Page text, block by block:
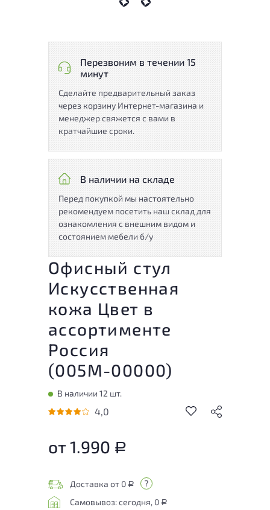
Перезвоним в течении 15
минут
Сделайте предварительный заказ
через корзину Интернет-магазина и
менеджер свяжется с вами в
кратчайшие сроки.
В наличии на складе
Перед покупкой мы настоятельно
рекомендуем посетить наш склад для
ознакомления с внешним видом и
состоянием мебели б/у
Офисный стул
Искусственная
кожа Цвет в
ассортименте
Россия
(005М-00000)
В наличии 12 шт.
4,0
от 1.990 Р
Доставка от 0 Р
Самовывоз: сегодня, 0 Р